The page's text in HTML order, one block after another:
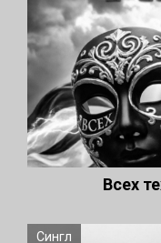
Всех
Сингл